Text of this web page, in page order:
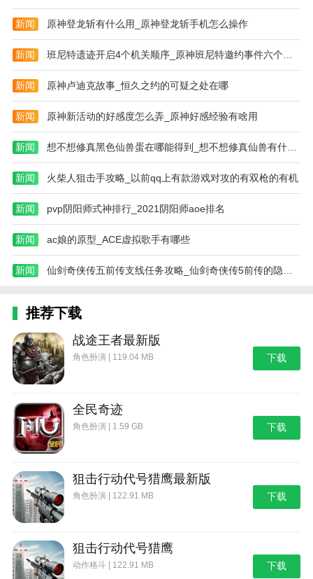
*反击后反击
*增加反击伤害0%/25%/40%
一开始，我对双戟不太感兴趣。与其他高额外伤害的武
器相比，低攻击面板造成的伤害并不小，尤其是在7级
之前，这一短板无法在主动回合中通过多一次攻击拉
回，攻击后无法反击的敌人无法发挥，特效失去了意
义。虽然更适合典韦的特技获得气势，但我一般不装备
他。典韦是典型的近战战士，反击的机会很多，尤其是
在攻击已经被混沌脱敏的敌人时，很容易被双击，此时
双戟的反击完全没有意义。但它通过一系列精彩的表演
逐渐征服了我，改变了我的偏见。双戟可以和很多武将
装备形成很好的搭配。可以配合进行二次渗透并造成额
外伤害，夏侯可以配合黑金手套或王进行追击临界点，
并打出致命一击。这种武器可以玩很多花样。一般来
说，在两次攻击的基础上，穿插、引导、先击、双击和
秒动的组合可以使双戟的主动攻击优势翻倍。
评价:A+主动攻击强力且非常活跃的武器。
游戏功能
1。剧情中共有83件宝物，三国时期的各种神兵宝马车
都有各自的特效。有40个主要兵种，我们所有的军事指
义，展示了他们的神奇力量。
2。非常重视武将、宝物和战场平衡。只有更好的团队
合作和战略布局意识，才能战胜更强大的敌人。
3。丰富的战棋元素和宏大的战场让玩家沉迷于战棋的
核心玩法，排兵布阵。在不掺杂其他与战斗无关的元素
新闻 原神登龙斩有什么用_原神登龙斩手机怎么操作
新闻 班尼特遗迹开启4个机关顺序_原神班尼特邀约事件六个结局
新闻 原神卢迪克故事_恒久之约的可疑之处在哪
新闻 原神新活动的好感度怎么弄_原神好感经验有啥用
新闻 想不想修真黑色仙兽蛋在哪能得到_想不想修真仙兽有什么用
新闻 火柴人狙击手攻略_以前qq上有款游戏对攻的有双枪的有机
新闻 pvp阴阳师式神排行_2021阴阳师aoe排名
新闻 ac娘的原型_ACE虚拟歌手有哪些
新闻
推荐下载
战途王者最新版
角色扮演 | 119.04 MB 下载
全民奇迹
角色扮演 | 1.59 GB 下载
狙击行动代号猎鹰最新版
角色扮演 | 122.91 MB 下载
狙击行动代号猎鹰
动作格斗 | 122.91 MB 下载